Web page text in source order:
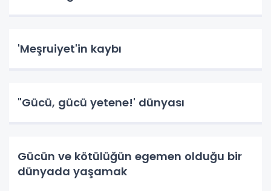
'Meşruiyet'in kaybı
"Gücü, gücü yetene!' dünyası
Gücün ve kötülüğün egemen olduğu bir
dünyada yaşamak